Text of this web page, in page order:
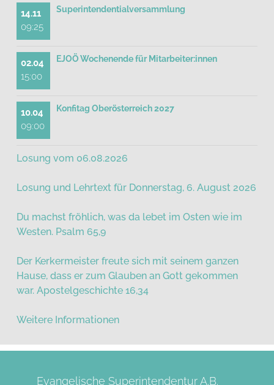
14.11
09:25
Superintendentialversammlung
02.04
15:00
EJOÖ Wochenende für Mitarbeiter:innen
10.04
09:00
Konfitag Oberösterreich 2027
Losung vom 06.08.2026
Losung und Lehrtext für Donnerstag, 6. August 2026
Du machst fröhlich, was da lebet im Osten wie im
Westen. Psalm 65,9
Der Kerkermeister freute sich mit seinem ganzen
Hause, dass er zum Glauben an Gott gekommen
war. Apostelgeschichte 16,34
Weitere Informationen
Evangelische Superintendentur A.B.